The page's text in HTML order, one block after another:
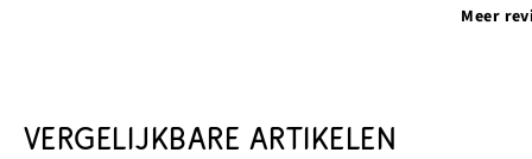
Meer
VERGELIJKBARE ARTIKELEN